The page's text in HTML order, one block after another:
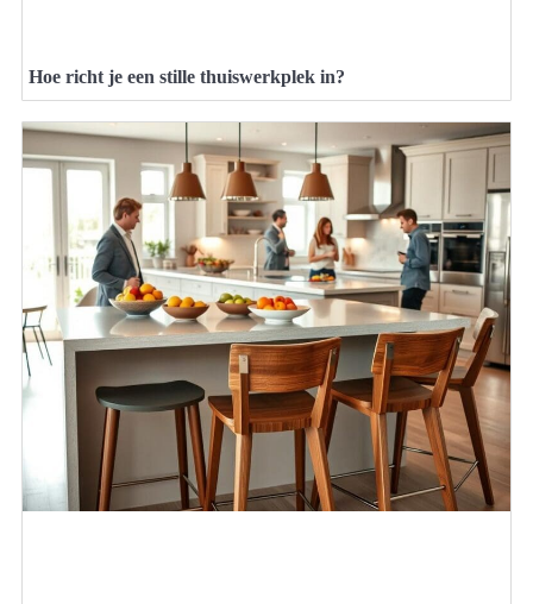
Hoe richt je een stille thuiswerkplek in?